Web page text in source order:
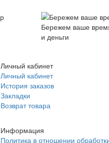
Бережем ваше
и деньги
Личный кабинет
Личный кабинет
История заказов
Закладки
Возврат товара
Информация
Политика в отношении